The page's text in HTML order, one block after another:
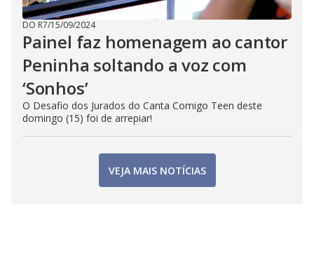
DO R7/15/09/2024
Painel faz homenagem ao cantor
Peninha soltando a voz com
‘Sonhos’
O Desafio dos Jurados do Canta Comigo Teen deste
domingo (15) foi de arrepiar!
VEJA MAIS NOTÍCIAS